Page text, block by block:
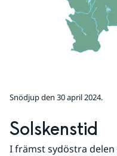
Snödjup den 30 april 2024.
Solskenstid
I främst sydöstra